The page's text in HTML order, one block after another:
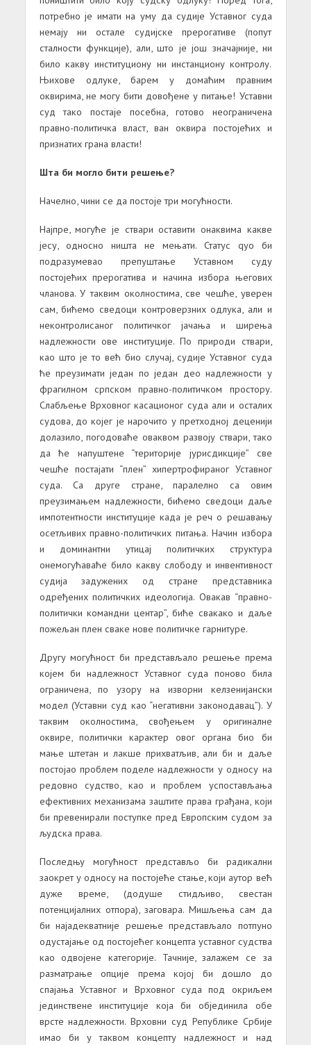
потребно је имати на уму да судије Уставног суда
немају ни остале судијске прерогативе (попут
сталности функције), али, што је још значајније, ни
било какву институциону ни инстанциону контролу.
Њихове одлуке, барем у домаћим правним
оквирима, не могу бити довођене у питање! Уставни
суд тако постаје посебна, готово неограничена
правно-политичка власт, ван оквира постојећих и
признатих грана власти!
Шта би могло бити решење?
Начелно, чини се да постоје три могућности.
Најпре, могуће је ствари оставити онаквима какве
јесу, односно ништа не мењати. Статус qуо би
подразумевао препуштање Уставном суду
постојећих прерогатива и начина избора његових
чланова. У таквим околностима, све чешће, уверен
сам, бићемо сведоци контроверзних одлука, али и
неконтролисаног политичког јачања и ширења
надлежности ове институције. По природи ствари,
као што је то већ био случај, судије Уставног суда
ће преузимати један по један део надлежности у
фрагилном српском правно-политичком простору.
Слабљење Врховног касационог суда али и осталих
судова, до којег је нарочито у претходној деценији
долазило, погодоваће оваквом развоју ствари, тако
да ће напуштене “територије јурисдикције” све
чешће постајати “плен” хипертрофираног Уставног
суда. Са друге стране, паралелно са овим
преузимањем надлежности, бићемо сведоци даље
импотентности институције када је реч о решавању
осетљивих правно-политичких питања. Начин избора
и доминантни утицај политичких структура
онемогућаваће било какву слободу и инвентивност
судија задужених од стране представника
одређених политичких идеологија. Овакав “правно-
политички командни центар”, биће свакако и даље
пожељан плен сваке нове политичке гарнитуре.
Другу могућност би представљало решење према
којем би надлежност Уставног суда поново била
ограничена, по узору на изворни келзенијански
модел (Уставни суд као “негативни законодавац”). У
таквим околностима, свођењем у оригиналне
оквире, политички карактер овог органа био би
мање штетан и лакше прихватљив, али би и даље
постојао проблем поделе надлежности у односу на
редовно судство, као и проблем успостављања
ефективних механизама заштите права грађана, који
би превенирали поступке пред Европским судом за
људска права.
Последњу могућност представљо би радикални
заокрет у односу на постојеће стање, који аутор већ
дуже време, (додуше стидљиво, свестан
потенцијалних отпора), заговара. Мишљења сам да
би најадекватније решење представљало потпуно
одустајање од постојећег концепта уставног судства
као одвојене категорије. Тачније, залажем се за
разматрање опције према којој би дошло до
спајања Уставног и Врховног суда под окриљем
јединствене институције која би објединила обе
врсте надлежности. Врховни суд Републике Србије
имао би у таквом концепту надлежност и над